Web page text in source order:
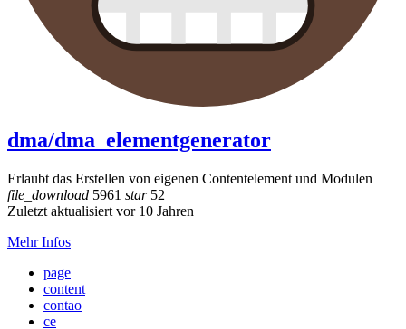
dma/dma_elementgenerator
Erlaubt das Erstellen von eigenen Contentelement und Modulen
file_download 5961 star52
Zuletzt aktualisiert vor 10 Jahren
Mehr Infos
page
content
contao
ce